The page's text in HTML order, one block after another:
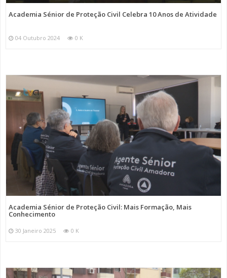
Academia Sénior de Proteção Civil Celebra 10 Anos de Atividade
04 Outubro 2024 0 K
Academia Sénior de Proteção Civil: Mais Formação, Mais
Conhecimento
30 Janeiro 2025 0 K